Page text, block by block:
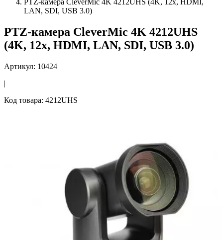
PTZ-камера CleverMic 4K 4212UHS (4K, 12x, HDMI,
LAN, SDI, USB 3.0)
PTZ-камера CleverMic 4K 4212UHS
(4K, 12x, HDMI, LAN, SDI, USB 3.0)
Артикул: 10424
|
Код товара: 4212UHS